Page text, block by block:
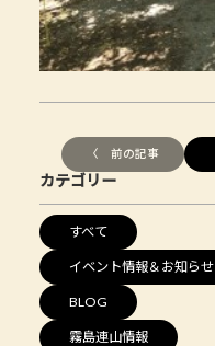
〈 前の記事
カテゴリー
すべて
イベント情報＆お知らせ
BLOG
霧島連山情報